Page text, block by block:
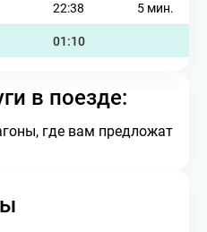
22:38 5 мин.
01:10
в поезде:
где вам предложат